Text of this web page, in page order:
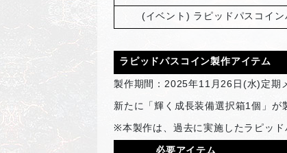
(イベント) ラピッドパスコイン
ラピッドパスコイン製作アイテム
製作期間：2025年11月26日(水)定
新たに「輝く成長装備選択箱1個」が
※本製作は、過去に実施したラピッ
必要アイテム